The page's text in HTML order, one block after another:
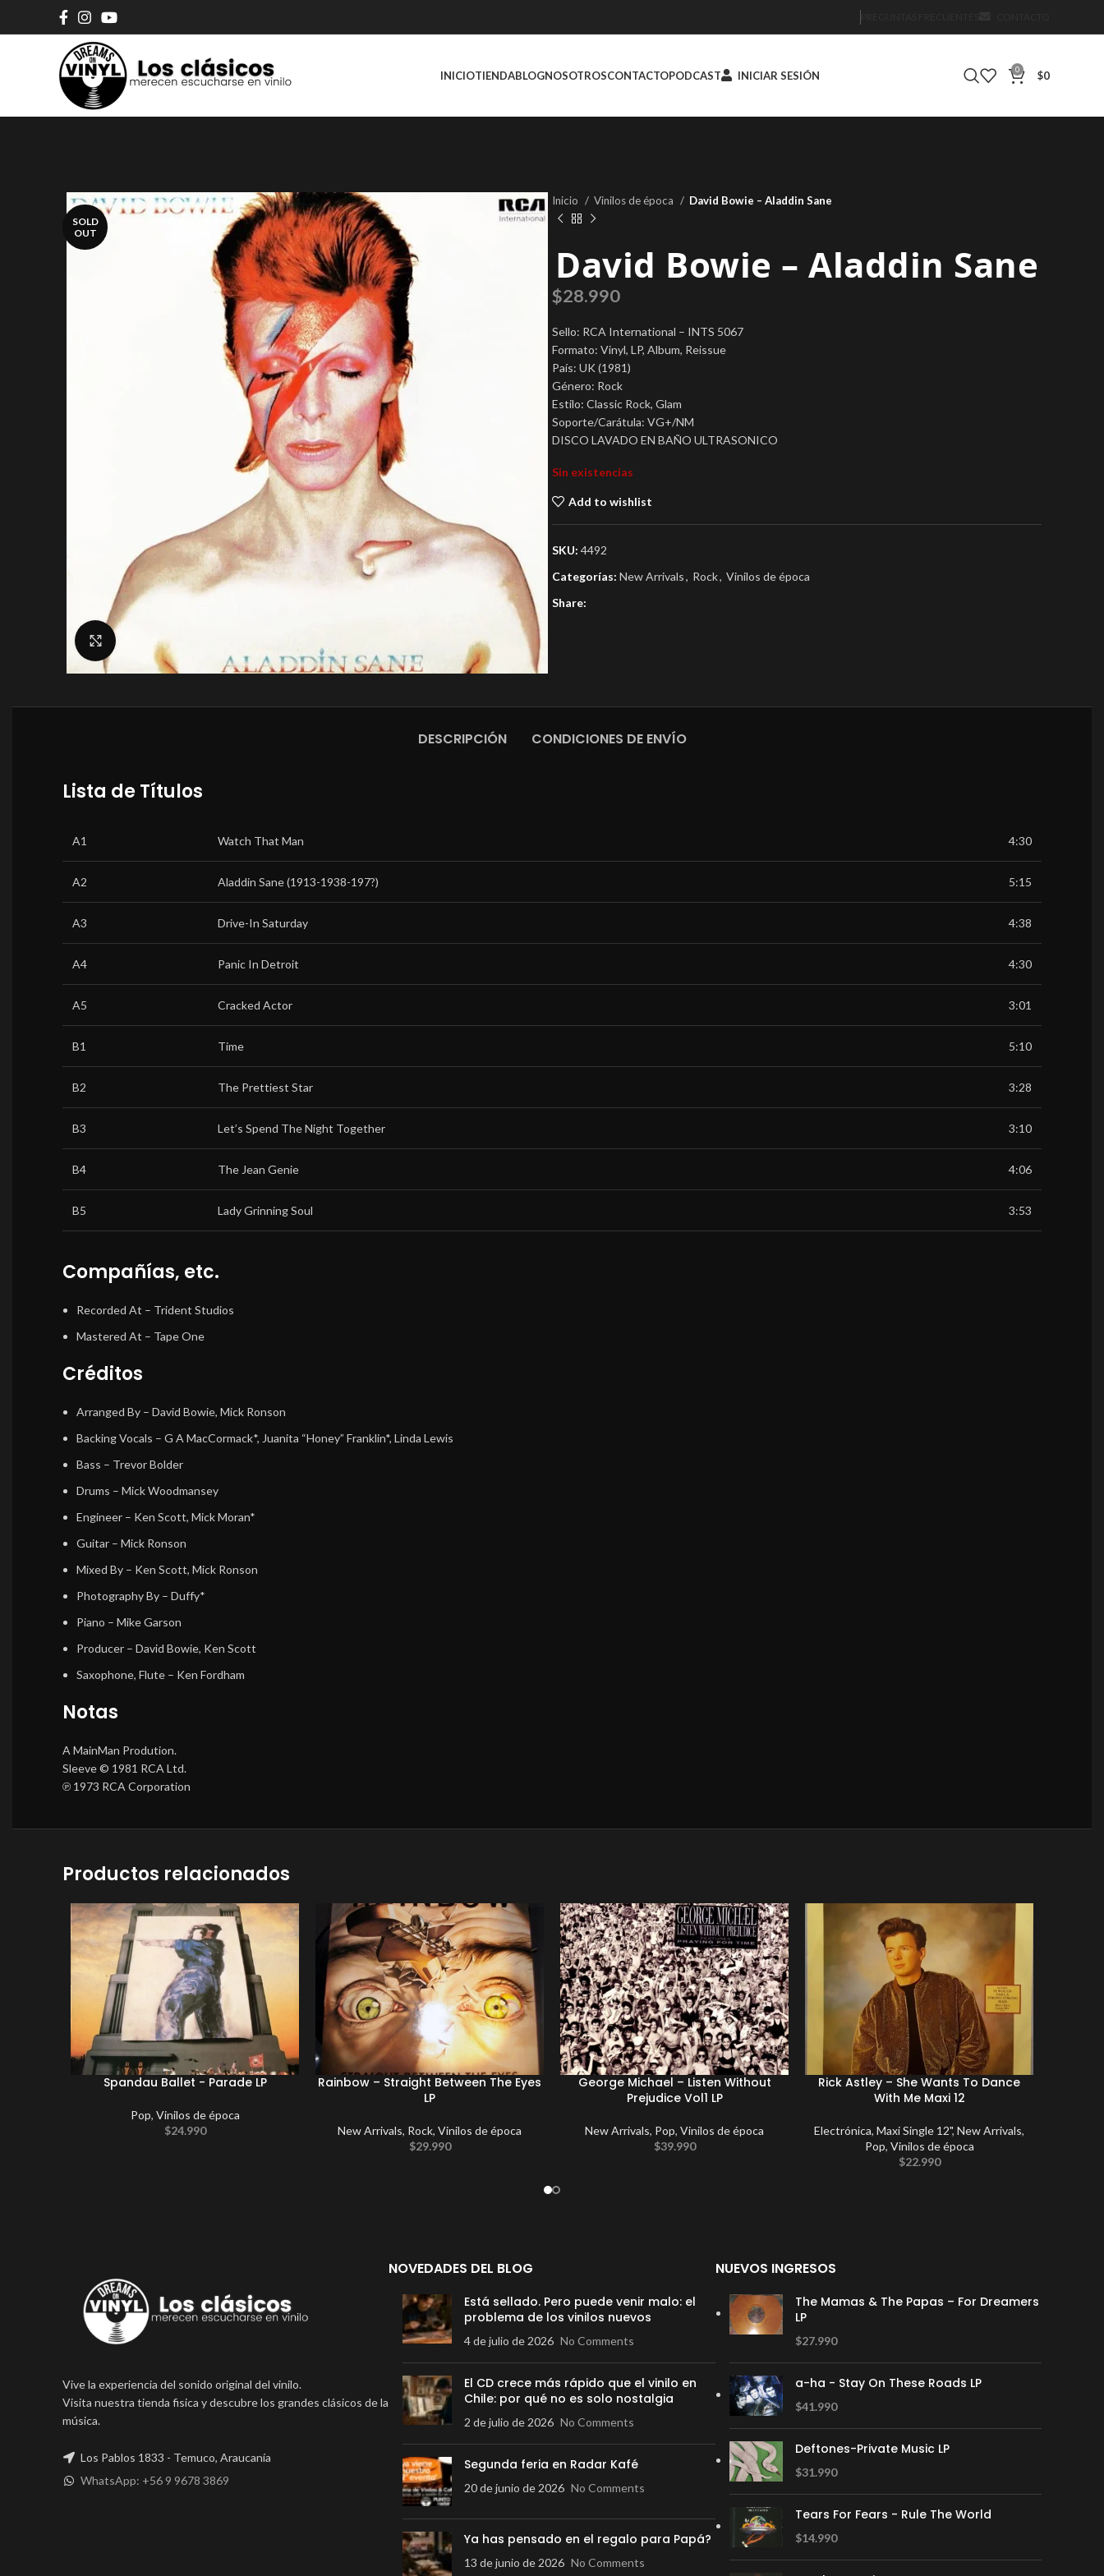
INICIOTIENDABLOGNOSOTROSCONTACTOPODCAST INICIAR SESIÓN 0 $0
SOLD
OUT
Click to enlarge
Inicio Vinilos de época David Bowie ‎– Aladdin Sane
David Bowie ‎– Aladdin Sane
$28.990
Sello: RCA International ‎– INTS 5067
Formato: Vinyl, LP, Album, Reissue
País: UK (1981)
Género: Rock
Estilo: Classic Rock, Glam
Soporte/Carátula: VG+/NM
DISCO LAVADO EN BAÑO ULTRASONICO
Sin existencias
Add to wishlist
SKU: 4492
Categorías: New Arrivals, Rock, Vinilos de época
Share:
DESCRIPCIÓN CONDICIONES DE ENVÍO
Lista de Títulos
A1 Watch That Man 4:30
A2 Aladdin Sane (1913-1938-197?) 5:15
A3 Drive-In Saturday 4:38
A4 Panic In Detroit 4:30
A5 Cracked Actor 3:01
B1 Time 5:10
B2 The Prettiest Star 3:28
B3 Let’s Spend The Night Together 3:10
B4 The Jean Genie 4:06
B5 Lady Grinning Soul 3:53
Compañías, etc.
Recorded At – Trident Studios
Mastered At – Tape One
Créditos
Arranged By – David Bowie, Mick Ronson
Backing Vocals – G A MacCormack*, Juanita “Honey” Franklin*, Linda Lewis
Bass – Trevor Bolder
Drums – Mick Woodmansey
Engineer – Ken Scott, Mick Moran*
Guitar – Mick Ronson
Mixed By – Ken Scott, Mick Ronson
Photography By – Duffy*
Piano – Mike Garson
Producer – David Bowie, Ken Scott
Saxophone, Flute – Ken Fordham
Notas
A MainMan Prodution.
Sleeve © 1981 RCA Ltd.
℗ 1973 RCA Corporation
Productos relacionados
Spandau Ballet ‎- Parade LP
Pop, Vinilos de época
$24.990
Rainbow – Straight Between The Eyes
LP
New Arrivals, Rock, Vinilos de época
$29.990
George Michael – Listen Without
Prejudice Vol1 LP
New Arrivals, Pop, Vinilos de época
$39.990
Rick Astley – She Wants To Dance
With Me Maxi 12
Electrónica, Maxi Single 12", New Arrivals,
Pop, Vinilos de época
$22.990
Vive la experiencia del sonido original del vinilo.
Visita nuestra tienda fisica y descubre los grandes clásicos de la
música.
Los Pablos 1833 - Temuco, Araucanía
WhatsApp: +56 9 9678 3869
NOVEDADES DEL BLOG
Está sellado. Pero puede venir malo: el
problema de los vinilos nuevos
4 de julio de 2026 No Comments
El CD crece más rápido que el vinilo en
Chile: por qué no es solo nostalgia
2 de julio de 2026 No Comments
Segunda feria en Radar Kafé
20 de junio de 2026 No Comments
Ya has pensado en el regalo para Papá?
13 de junio de 2026 No Comments
NUEVOS INGRESOS
The Mamas & The Papas – For Dreamers
LP
$27.990
a-ha - Stay On These Roads LP
$41.990
Deftones-Private Music LP
$31.990
Tears For Fears - Rule The World
$14.990